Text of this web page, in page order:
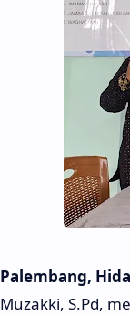
Palembang,
Muzakki, S.Pd,